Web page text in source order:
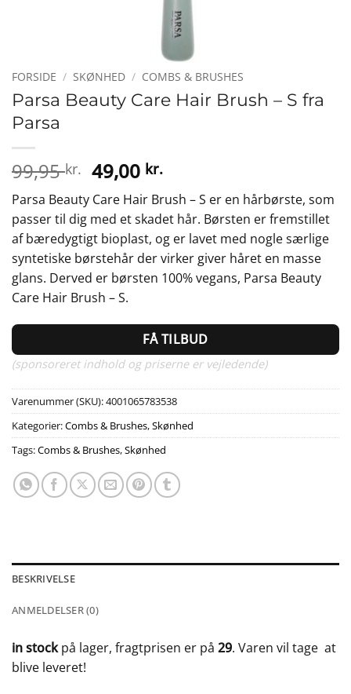
FORSIDE / SKØNHED / COMBS & BRUSHES
Parsa Beauty Care Hair Brush – S fra
Parsa
99,95kr. Den
oprindelige
pris
var:
99,95 kr..
49,00 kr.Den
aktuelle
pris
er:
49,00 kr..
Parsa Beauty Care Hair Brush – S er en hårbørste, som
passer til dig med et skadet hår. Børsten er fremstillet
af bæredygtigt bioplast, og er lavet med nogle særlige
syntetiske børstehår der virker giver håret en masse
glans. Derved er børsten 100% vegans, Parsa Beauty
Care Hair Brush – S.
FÅ TILBUD
(sponsoreret indhold og priserne er vejledende)
Varenummer (SKU):4001065783538
Kategorier:Combs & Brushes,Skønhed
Tags:Combs & Brushes,Skønhed
BESKRIVELSE
ANMELDELSER (0)
in stockpå lager, fragtprisen er på 29. Varen vil tage at
blive leveret!